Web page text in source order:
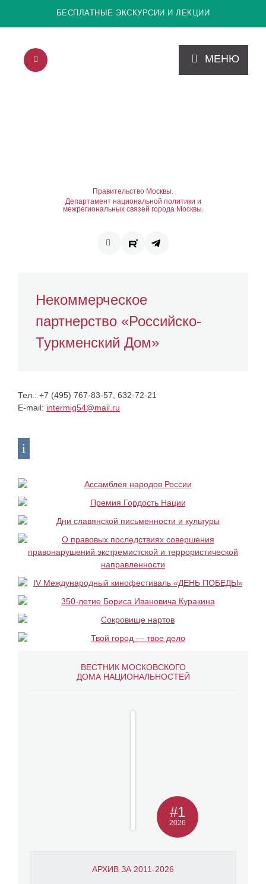
БЕСПЛАТНЫЕ ЭКСКУРСИИ И ЛЕКЦИИ
МЕНЮ
Правительство Москвы.
Департамент национальной политики и
межрегиональных связей города Москвы.
Некоммерческое
партнерство «Российско-
Туркменский Дом»
Тел.: +7 (495) 767-83-57, 632-72-21
E-mail: intermig54@mail.ru
ВЕСТНИК МОСКОВСКОГО
ДОМА НАЦИОНАЛЬНОСТЕЙ
АРХИВ ЗА 2011-2026
#1
2026